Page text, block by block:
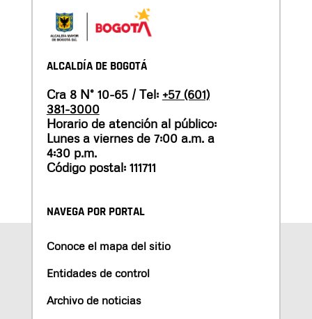
ALCALDÍA DE BOGOTÁ
Cra 8 N° 10-65 / Tel: +57 (601)
381-3000
Horario de atención al público:
Lunes a viernes de 7:00 a.m. a
4:30 p.m.
Código postal: 111711
NAVEGA POR PORTAL
Conoce el mapa del sitio
Entidades de control
Archivo de noticias